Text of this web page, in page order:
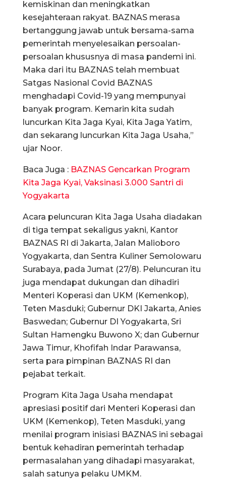
kemiskinan dan meningkatkan
kesejahteraan rakyat. BAZNAS merasa
bertanggung jawab untuk bersama-sama
pemerintah menyelesaikan persoalan-
persoalan khususnya di masa pandemi ini.
Maka dari itu BAZNAS telah membuat
Satgas Nasional Covid BAZNAS
menghadapi Covid-19 yang mempunyai
banyak program. Kemarin kita sudah
luncurkan Kita Jaga Kyai, Kita Jaga Yatim,
dan sekarang luncurkan Kita Jaga Usaha,”
ujar Noor.
Baca Juga : BAZNAS Gencarkan Program
Kita Jaga Kyai, Vaksinasi 3.000 Santri di
Yogyakarta
Acara peluncuran Kita Jaga Usaha diadakan
di tiga tempat sekaligus yakni, Kantor
BAZNAS RI di Jakarta, Jalan Malioboro
Yogyakarta, dan Sentra Kuliner Semolowaru
Surabaya, pada Jumat (27/8). Peluncuran itu
juga mendapat dukungan dan dihadiri
Menteri Koperasi dan UKM (Kemenkop),
Teten Masduki; Gubernur DKI Jakarta, Anies
Baswedan; Gubernur DI Yogyakarta, Sri
Sultan Hamengku Buwono X; dan Gubernur
Jawa Timur, Khofifah Indar Parawansa,
serta para pimpinan BAZNAS RI dan
pejabat terkait.
Program Kita Jaga Usaha mendapat
apresiasi positif dari Menteri Koperasi dan
UKM (Kemenkop), Teten Masduki, yang
menilai program inisiasi BAZNAS ini sebagai
bentuk kehadiran pemerintah terhadap
permasalahan yang dihadapi masyarakat,
salah satunya pelaku UMKM.